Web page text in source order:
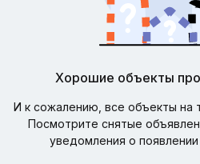
Хорошие объекты
И к сожалению, все объекты на
Посмотрите снятые
уведомления о